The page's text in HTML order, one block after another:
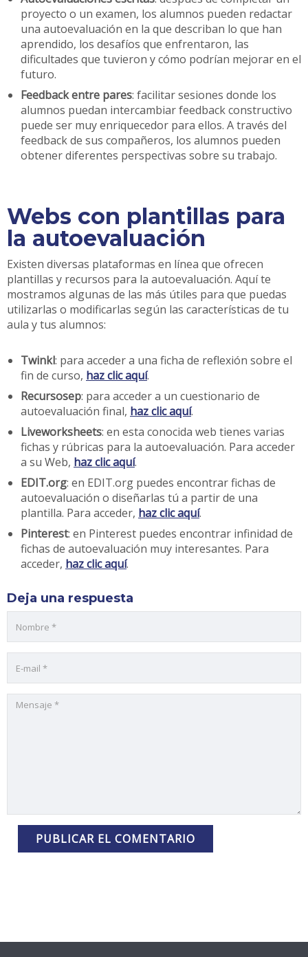
proyecto o un examen, los alumnos pueden redactar
una autoevaluación en la que describan lo que han
aprendido, los desafíos que enfrentaron, las
dificultades que tuvieron y cómo podrían mejorar en el
futuro.
Feedback entre pares: facilitar sesiones donde los
alumnos puedan intercambiar feedback constructivo
puede ser muy enriquecedor para ellos. A través del
feedback de sus compañeros, los alumnos pueden
obtener diferentes perspectivas sobre su trabajo.
Webs con plantillas para
la autoevaluación
Existen diversas plataformas en línea que ofrecen
plantillas y recursos para la autoevaluación. Aquí te
mostramos algunas de las más útiles para que puedas
utilizarlas o modificarlas según las características de tu
aula y tus alumnos:
Twinkl: para acceder a una ficha de reflexión sobre el
fin de curso, haz clic aquí.
Recursosep: para acceder a un cuestionario de
autoevaluación final, haz clic aquí.
Liveworksheets: en esta conocida web tienes varias
fichas y rúbricas para la autoevaluación. Para acceder
a su Web, haz clic aquí.
EDIT.org: en EDIT.org puedes encontrar fichas de
autoevaluación o diseñarlas tú a partir de una
plantilla. Para acceder, haz clic aquí.
Pinterest: en Pinterest puedes encontrar infinidad de
fichas de autoevaluación muy interesantes. Para
acceder, haz clic aquí.
Deja una respuesta